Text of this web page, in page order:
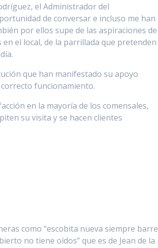
el Administrador del
de conversar e incluso me han
por ellos supe de las aspiraciones de
el local, de la parrillada que pretenden
que han manifestado su apoyo
funcionamiento.
en la mayoría de los comensales,
su visita y se hacen clientes
como “escobita nueva siempre barre
no tiene oídos” que es de Jean de la